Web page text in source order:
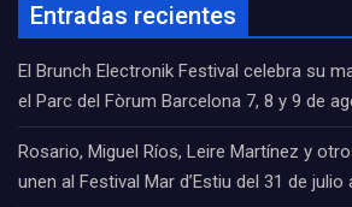
Entradas recientes
El Brunch Electronik Festival celebra su
el Parc del Fòrum Barcelona 7, 8 y 9 de
Rosario, Miguel Ríos, Leire Martínez y
unen al Festival Mar d’Estiu del 31 de